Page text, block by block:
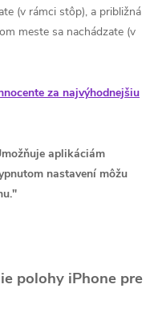
(v rámci stôp), a približná
meste sa nachádzate (v
za najvýhodnejšiu
aplikáciám
nastavení môžu
polohy iPhone pre